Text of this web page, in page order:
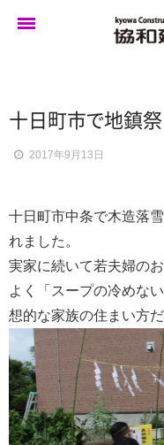
実例集
ブログ
イベント
十日町市で地鎮祭
2017年9月13日
十日町市中条で木造落
れました。
実家に続いて若夫婦の
よく「スープの冷めな
想的な家族の住まい方だ